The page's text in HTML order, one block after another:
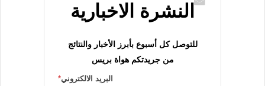
النشرة الاخبارية
للتوصل كل أسبوع بأبرز الأخبار والنتائج
من جريدتكم هواة بريس
البريد الالكتروني*